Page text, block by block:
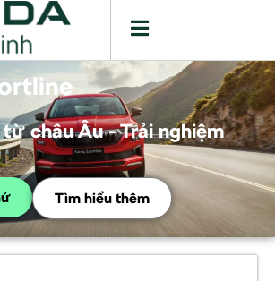
châu Âu - Trải nghiệm
Tìm hiểu thêm